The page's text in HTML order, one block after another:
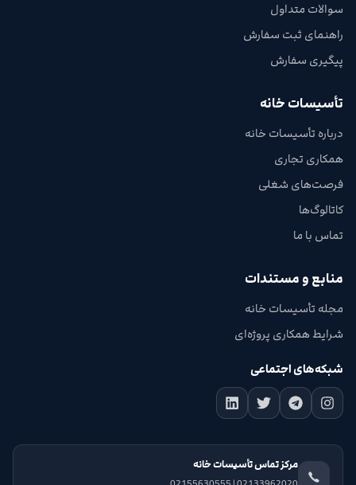
سوالات متداول
راهنمای ثبت سفارش
پیگیری سفارش
تأسیسات خانه
درباره تأسیسات خانه
همکاری تجاری
فرصت‌های شغلی
کاتالوگ‌ها
تماس با ما
منابع و مستندات
مجله تأسیسات خانه
شرایط همکاری پروژه‌ای
شبکه‌های اجتماعی
مرکز تماس تأسیسات خانه